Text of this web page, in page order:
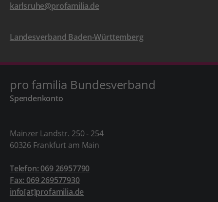
karlsruhe@profamilia.de
Landesverband Baden-Württemberg
pro familia Bundesverband
Spendenkonto
Mainzer Landstr. 250 - 254
60326 Frankfurt am Main
Telefon: 069 26957790
Fax: 069 269577930
info[at]profamilia.de